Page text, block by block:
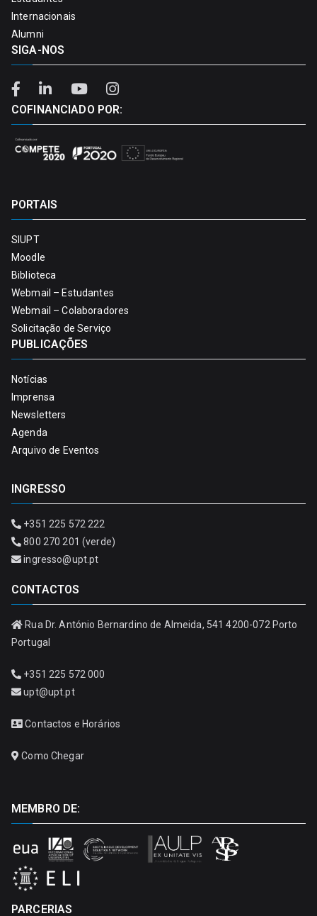
Internacionais
Alumni
SIGA-NOS
COFINANCIADO POR:
PORTAIS
SIUPT
Moodle
Biblioteca
Webmail – Estudantes
Webmail – Colaboradores
Solicitação de Serviço
PUBLICAÇÕES
Notícias
Imprensa
Newsletters
Agenda
Arquivo de Eventos
INGRESSO
+351 225 572 222
800 270 201 (verde)
ingresso@upt.pt
CONTACTOS
Rua Dr. António Bernardino de Almeida, 541 4200-072 Porto
Portugal
+351 225 572 000
upt@upt.pt
Contactos e Horários
Como Chegar
MEMBRO DE:
PARCERIAS